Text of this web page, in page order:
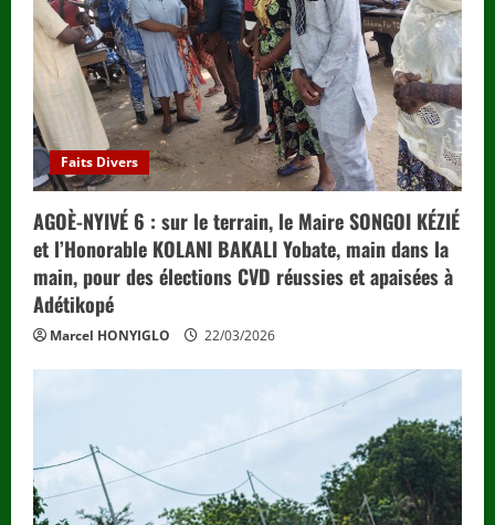
Faits Divers
AGOÈ-NYIVÉ 6 : sur le terrain, le Maire SONGOI KÉZIÉ
et l’Honorable KOLANI BAKALI Yobate, main dans la
main, pour des élections CVD réussies et apaisées à
Adétikopé
Marcel HONYIGLO 22/03/2026